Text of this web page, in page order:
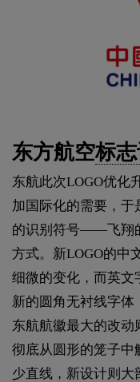
东方航空标
东航此次LOGO优化
加国际化的需要，于
的识别符号——飞翔
方式。新LOGO的中
细微的变化，而英文
新的圆角无衬线字体
东航航徽最大的改
彻底从圆形的笼子中
少直线，新设计则大